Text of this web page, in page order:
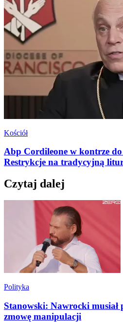
Kościół
Abp Cordileone w kontrze
Restrykcje na tradycyjną
Czytaj dalej
Polityka
Stanowski: Nawrocki musiał
zmowę manipulacji